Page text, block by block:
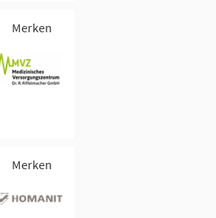
Merken
Merken